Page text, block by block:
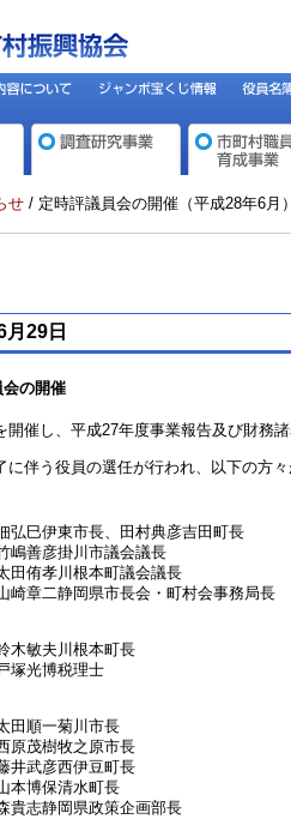
せ / 定時評議員会の開催（平成28年6月
29日
会の開催
開催し、平成27年度事業報告及び財務
に伴う役員の選任が行われ、以下の方
弘巳伊東市長、田村典彦吉田町長
嶋善彦掛川市議会議長
田侑孝川根本町議会議長
崎章二静岡県市長会・町村会事務局長
木敏夫川根本町長
塚光博税理士
田順一菊川市長
原茂樹牧之原市長
井武彦西伊豆町長
本博保清水町長
貴志静岡県政策企画部長